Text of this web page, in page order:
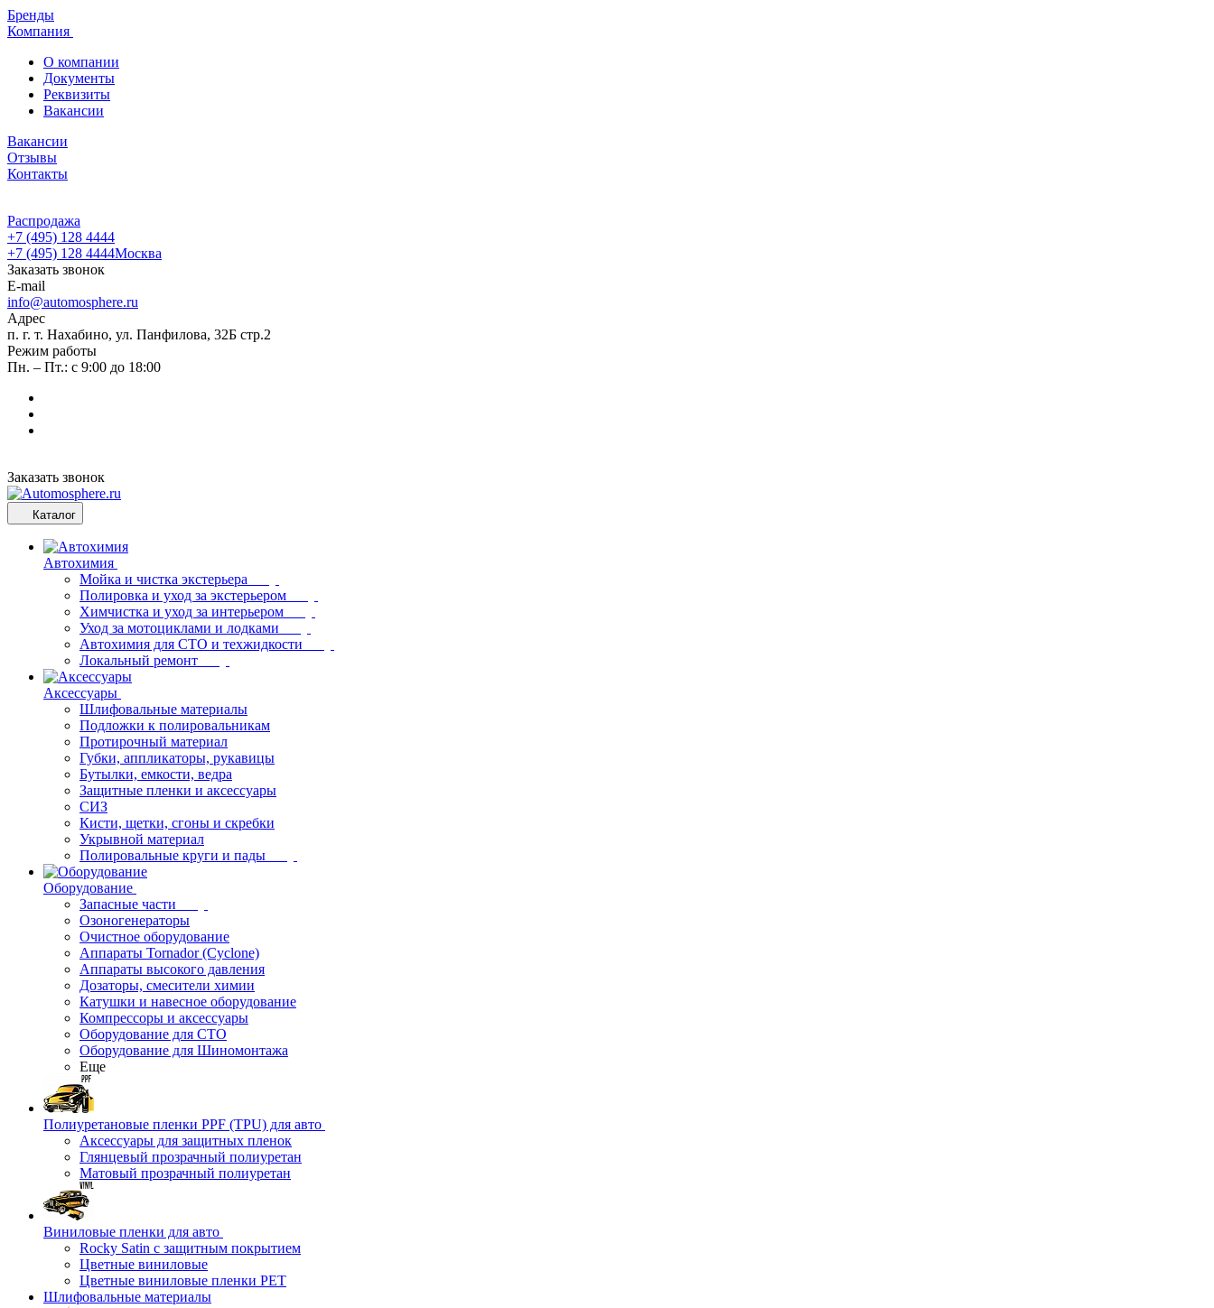
Бренды
Компания
О компании
Документы
Реквизиты
Вакансии
Вакансии
Отзывы
Контакты
Распродажа
+7 (495) 128 4444
+7 (495) 128 4444Москва
Заказать звонок
E-mail
info@automosphere.ru
Адрес
п. г. т. Нахабино, ул. Панфилова, 32Б стр.2
Режим работы
Пн. – Пт.: с 9:00 до 18:00
Заказать звонок
Каталог
Автохимия
Мойка и чистка экстерьера
Полировка и уход за экстерьером
Химчистка и уход за интерьером
Уход за мотоциклами и лодками
Автохимия для СТО и техжидкости
Локальный ремонт
Аксессуары
Шлифовальные материалы
Подложки к полировальникам
Протирочный материал
Губки, аппликаторы, рукавицы
Бутылки, емкости, ведра
Защитные пленки и аксессуары
СИЗ
Кисти, щетки, сгоны и скребки
Укрывной материал
Полировальные круги и пады
Оборудование
Запасные части
Озоногенераторы
Очистное оборудование
Аппараты Tornador (Cyclone)
Аппараты высокого давления
Дозаторы, смесители химии
Катушки и навесное оборудование
Компрессоры и аксессуары
Оборудование для СТО
Оборудование для Шиномонтажа
Еще
Полиуретановые пленки PPF (TPU) для авто
Аксессуары для защитных пленок
Глянцевый прозрачный полиуретан
Матовый прозрачный полиуретан
Виниловые пленки для авто
Rocky Satin с защитным покрытием
Цветные виниловые
Цветные виниловые пленки PET
Шлифовальные материалы